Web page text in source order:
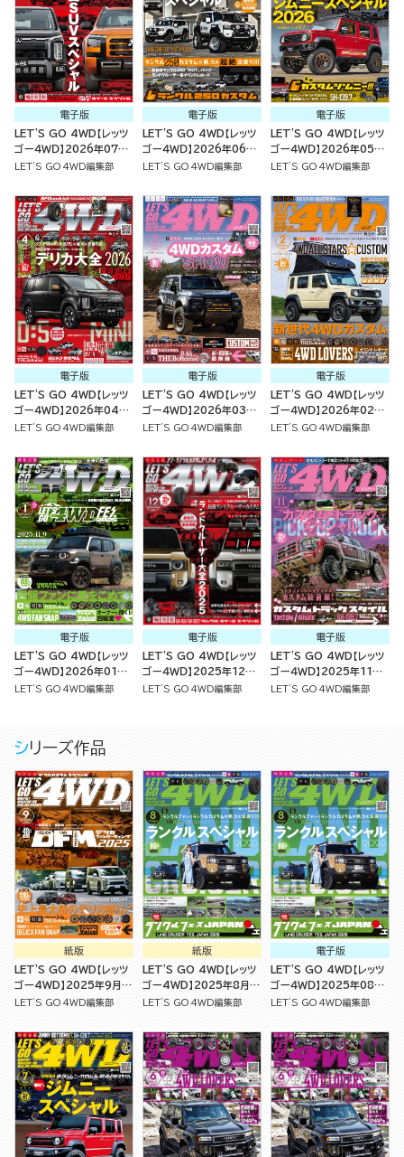
電子版
LET'S GO 4WD【レッツ
ゴー４ＷＤ】2026年07月
号LET'S GO 4WD編集部
電子版
LET'S GO 4WD【レッツ
ゴー４ＷＤ】2026年06月
号LET'S GO 4WD編集部
電子版
LET'S GO 4WD【レッツ
ゴー４ＷＤ】2026年05月
号LET'S GO 4WD編集部
電子版
LET'S GO 4WD【レッツ
ゴー４ＷＤ】2026年04月
号LET'S GO 4WD編集部
電子版
LET'S GO 4WD【レッツ
ゴー４ＷＤ】2026年03月
号LET'S GO 4WD編集部
電子版
LET'S GO 4WD【レッツ
ゴー４ＷＤ】2026年02月
号LET'S GO 4WD編集部
電子版
LET'S GO 4WD【レッツ
ゴー４ＷＤ】2026年01月
号LET'S GO 4WD編集部
電子版
LET'S GO 4WD【レッツ
ゴー４ＷＤ】2025年12月
号LET'S GO 4WD編集部
電子版
LET'S GO 4WD【レッツ
ゴー４ＷＤ】2025年11月
号LET'S GO 4WD編集部
シリーズ作品
紙版
LET'S GO 4WD【レッツ
ゴー4WD】2025年9月号
[雑誌]
LET'S GO 4WD編集部
紙版
LET'S GO 4WD【レッツ
ゴー4WD】2025年8月号
[雑誌]
LET'S GO 4WD編集部
電子版
LET'S GO 4WD【レッツ
ゴー４ＷＤ】2025年08月
号LET'S GO 4WD編集部